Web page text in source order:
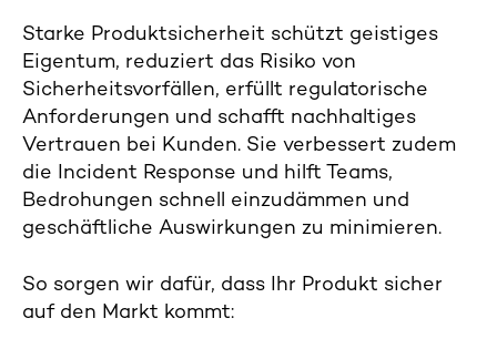
Starke Produktsicherheit schützt geistiges
Eigentum, reduziert das Risiko von
Sicherheitsvorfällen, erfüllt regulatorische
Anforderungen und schafft nachhaltiges
Vertrauen bei Kunden. Sie verbessert zudem
die Incident Response und hilft Teams,
Bedrohungen schnell einzudämmen und
geschäftliche Auswirkungen zu minimieren.
So sorgen wir dafür, dass Ihr Produkt sicher
auf den Markt kommt: